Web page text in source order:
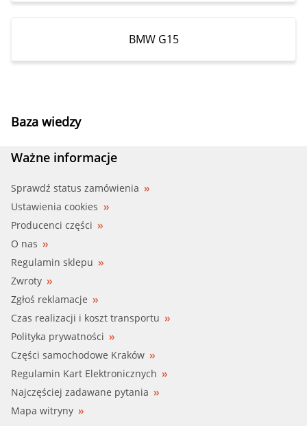
BMW G15
Baza wiedzy
Ważne informacje
Sprawdź status zamówienia
Ustawienia cookies
Producenci części
O nas
Regulamin sklepu
Zwroty
Zgłoś reklamacje
Czas realizacji i koszt transportu
Polityka prywatności
Części samochodowe Kraków
Regulamin Kart Elektronicznych
Najczęściej zadawane pytania
Mapa witryny